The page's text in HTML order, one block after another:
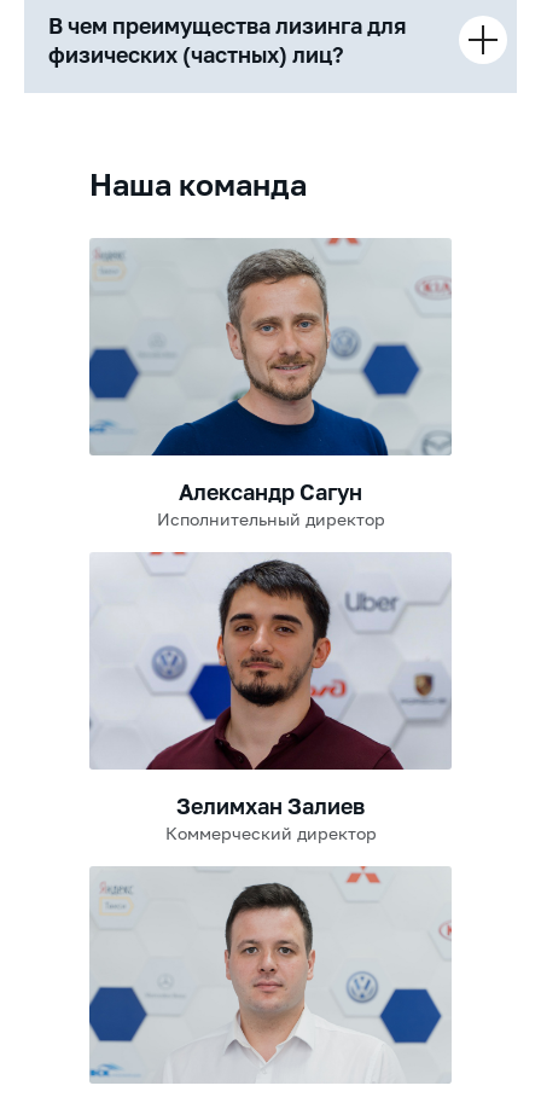
В чем преимущества лизинга для
физических (частных) лиц?
Наша команда
Александр Сагун
Зелимхан Залиев
Исполнительный директор
Коммерческий директор